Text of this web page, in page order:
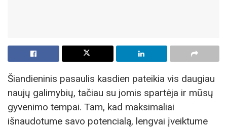
Šiandieninis pasaulis kasdien pateikia vis daugiau
naujų galimybių, tačiau su jomis spartėja ir mūsų
gyvenimo tempai. Tam, kad maksimaliai
išnaudotume savo potencialą, lengvai įveiktume